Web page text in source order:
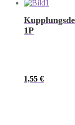
1P
1,55 €